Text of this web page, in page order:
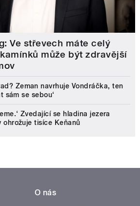
Ve střevech máte celý
může být zdravější
Zeman navrhuje Vondráčka, ten
sám se sebou‘
Zvedající se hladina jezera
tisíce Keňanů
O nás